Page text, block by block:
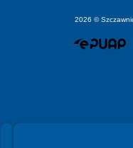
2026 ©